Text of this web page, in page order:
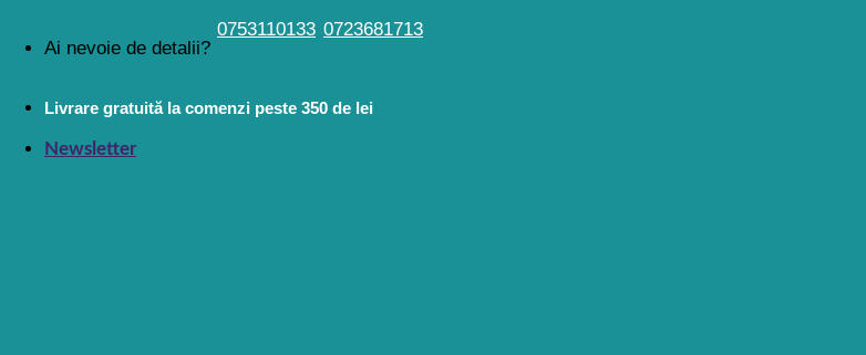
Ai nevoie de detalii?
0753110133 0723681713
Livrare gratuită la comenzi peste 350 de lei
Newsletter